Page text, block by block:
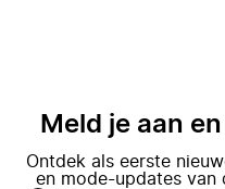
Meld je aan
Ontdek als eerste
en mode-updates van